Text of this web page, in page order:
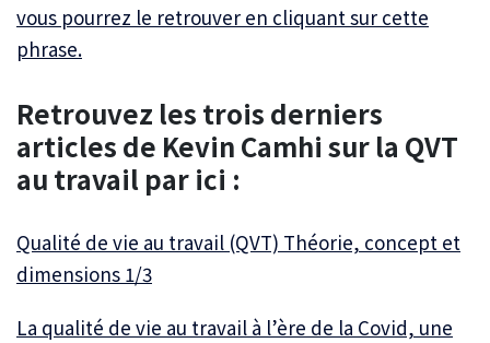
vous pourrez le retrouver en cliquant sur cette
phrase.
Retrouvez les trois derniers
articles de Kevin Camhi sur la QVT
au travail par ici :
Qualité de vie au travail (QVT) Théorie, concept et
dimensions 1/3
La qualité de vie au travail à l’ère de la Covid, une